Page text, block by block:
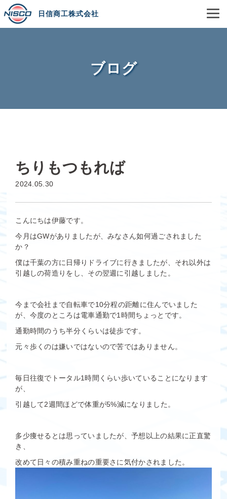
日信商工株式会社
ブログ
ちりもつもれば
2024.05.30
こんにちは伊藤です。
今月はGWがありましたが、みなさん如何過ごされました
か？
僕は千葉の方に日帰りドライブに行きましたが、それ以外は
引越しの荷造りをし、その翌週に引越しました。
今まで会社まで自転車で10分程の距離に住んでいました
が、今度のところは電車通勤で1時間ちょっとです。
通勤時間のうち半分くらいは徒歩です。
元々歩くのは嫌いではないので苦ではありません。
毎日往復でトータル1時間くらい歩いていることになります
が、
引越して2週間ほどで体重が5%減になりました。
多少痩せるとは思っていましたが、予想以上の結果に正直驚
き、
改めて日々の積み重ねの重要さに気付かされました。